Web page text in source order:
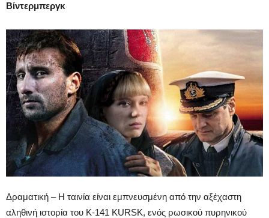
Βίντερμπεργκ
Δραματική – Η ταινία είναι εμπνευσμένη από την αξέχαστη
αληθινή ιστορία του K-141 KURSK, ενός ρωσικού πυρηνικού